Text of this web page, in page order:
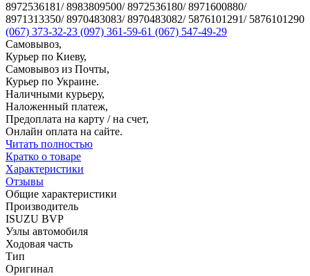
8972536181/ 8983809500/ 8972536180/ 8971600880/
8971313350/ 8970483083/ 8970483082/ 5876101291/ 5876101290
(067) 373-32-23 (097) 361-59-61 (067) 547-49-29
Самовывоз,
Курьер по Киеву,
Самовывоз из Почты,
Курьер по Украине.
Наличными курьеру,
Наложенный платеж,
Предоплата на карту / на счет,
Онлайн оплата на сайте.
Читать полностью
Кратко о товаре
Характеристики
Отзывы
Общие характеристики
Производитель
ISUZU BVP
Узлы автомобиля
Ходовая часть
Тип
Оригинал